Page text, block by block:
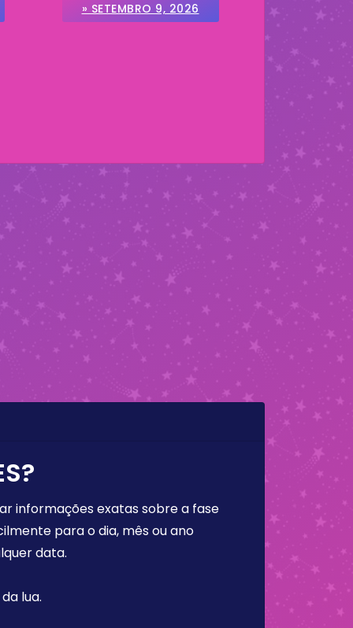
» SETEMBRO 9, 2026
informações exatas sobre a fase
para o dia, mês ou ano
data.
lua.